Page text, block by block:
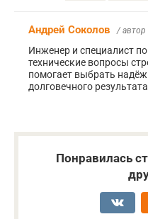
Андрей Соколов / автор
Инженер и специалист
технические вопросы
помогает выбрать
долговечного
Понравилась